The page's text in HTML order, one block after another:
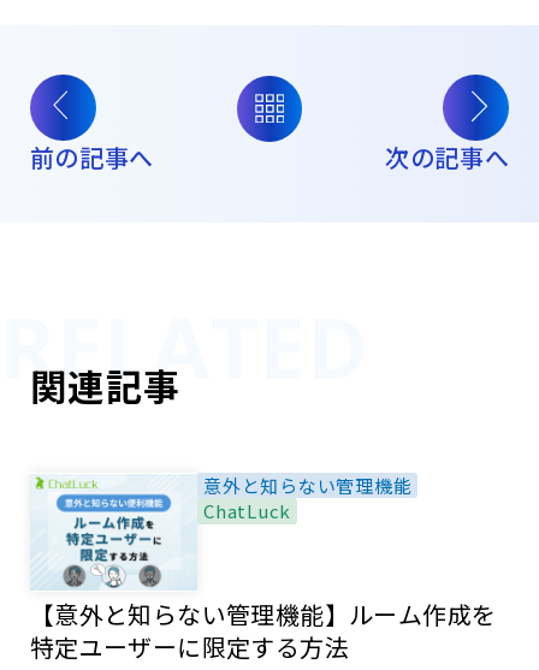
前の記事へ 次の記事へ
関連記事
意外と知らない管理機能
ChatLuck
【意外と知らない管理機能】ルーム作成を
特定ユーザーに限定する方法